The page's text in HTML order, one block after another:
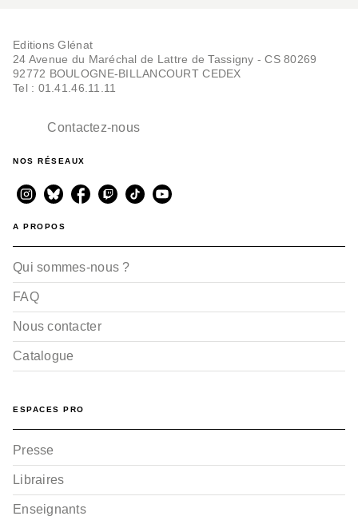
Editions Glénat
24 Avenue du Maréchal de Lattre de Tassigny - CS 80269
92772 BOULOGNE-BILLANCOURT CEDEX
Tel : 01.41.46.11.11
Contactez-nous
NOS RÉSEAUX
A PROPOS
Qui sommes-nous ?
FAQ
Nous contacter
Catalogue
ESPACES PRO
Presse
Libraires
Enseignants